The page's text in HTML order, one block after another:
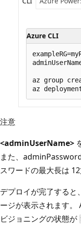
Azure CLI
az group
注意
<adminUserName>
また、
スワードの最大長は 12
デプロイが完了すると
ージが表示されます。
ビジョニングの状態が